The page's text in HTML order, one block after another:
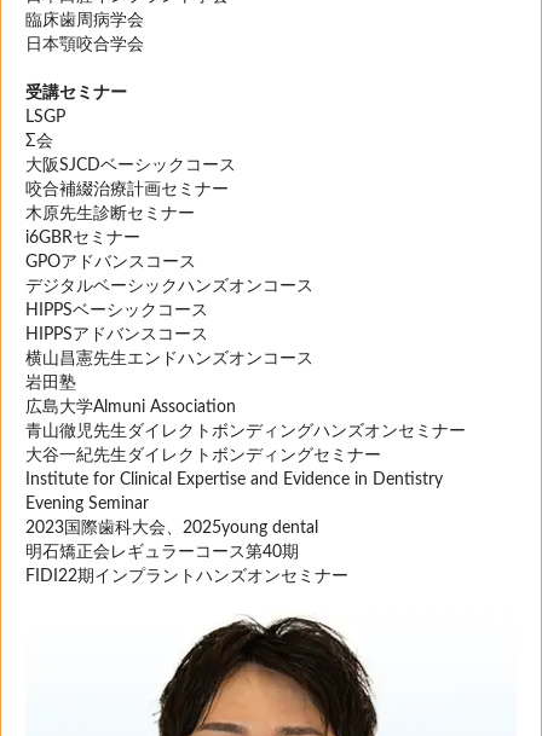
臨床歯周病学会
日本顎咬合学会
受講セミナー
LSGP
Σ会
大阪SJCDベーシックコース
咬合補綴治療計画セミナー
木原先生診断セミナー
i6GBRセミナー
GPOアドバンスコース
デジタルベーシックハンズオンコース
HIPPSベーシックコース
HIPPSアドバンスコース
横山昌憲先生エンドハンズオンコース
岩田塾
広島大学Almuni Association
青山徹児先生ダイレクトボンディングハンズオンセミナー
大谷一紀先生ダイレクトボンディングセミナー
Institute for Clinical Expertise and Evidence in Dentistry
Evening Seminar
2023国際歯科大会、2025young dental
明石矯正会レギュラーコース第40期
FIDI22期インプラントハンズオンセミナー